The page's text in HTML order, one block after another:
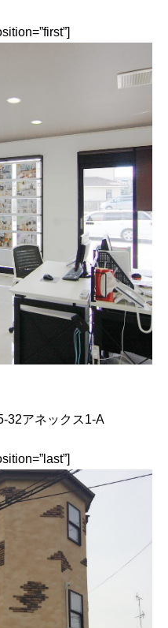
32アネックス1-A